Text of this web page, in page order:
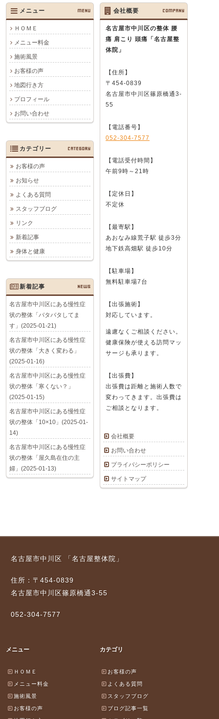
メニュー MENU
ＨＯＭＥ
メニュー料金
施術風景
お客様の声
地図行き方
プロフィール
お問い合わせ
会社概要 COMPANY
名古屋市中川区の整体 腰
痛 肩こり 頭痛 「名古屋整
体院」
【住所】
〒454-0839
名古屋市中川区篠原橋通3-
55
【電話番号】
052-304-7577
【電話受付時間】
午前9時～21時
【定休日】
不定休
【最寄駅】
あおなみ線荒子駅 徒歩3分
地下鉄高畑駅 徒歩10分
【駐車場】
無料駐車場7台
【出張施術】
対応しています。
遠慮なくご相談ください。
健康保険が使える訪問マッ
サージも承ります。
【出張費】
出張費は距離と施術人数で
変わってきます。出張費は
ご相談となります。
会社概要
お問い合わせ
プライバシーポリシー
サイトマップ
カテゴリー CATEGORY
お客様の声
お知らせ
よくある質問
スタッフブログ
リンク
新着記事
身体と健康
新着記事 NEWS
名古屋市中川区にある慢性症
状の整体「バタバタしてま
す」(2025-01-21)
名古屋市中川区にある慢性症
状の整体「大きく変わる」
(2025-01-16)
名古屋市中川区にある慢性症
状の整体「寒くない？」
(2025-01-15)
名古屋市中川区にある慢性症
状の整体「10×10」(2025-01-
14)
名古屋市中川区にある慢性症
状の整体「屋久島在住の主
婦」(2025-01-13)
名古屋市中川区 「名古屋整体院」
住所：〒454-0839
名古屋市中川区篠原橋通3-55
052-304-7577
メニュー
ＨＯＭＥ
メニュー料金
施術風景
お客様の声
カテゴリ
お客様の声
よくある質問
スタッフブログ
ブログ記事一覧